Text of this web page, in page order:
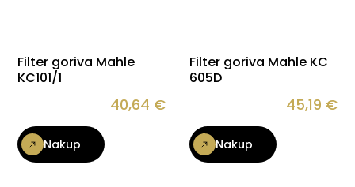
Filter goriva Mahle
KC101/1
40,64 €
Nakup
Filter goriva Mahle KC
605D
45,19 €
Nakup